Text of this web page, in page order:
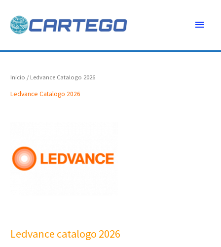
contenido
Inicio / Ledvance Catalogo 2026
Ledvance Catalogo 2026
Ledvance catalogo 2026